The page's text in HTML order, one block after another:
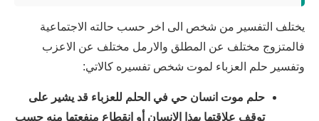
يختلف التفسير من شخص الى اخر حسب حالته الاجتماعية
فالمتزوج مختلف عن المطلق والارمل مختلف عن الاعزب
وتفسير حلم العزباء لموت شخص تفسيره كالاتي:
حلم موت انسان حي في الحلم للعزباء قد يشير على
توقف علاقتها بهذا الانسان أو انقطاع منفعتها منه حسب